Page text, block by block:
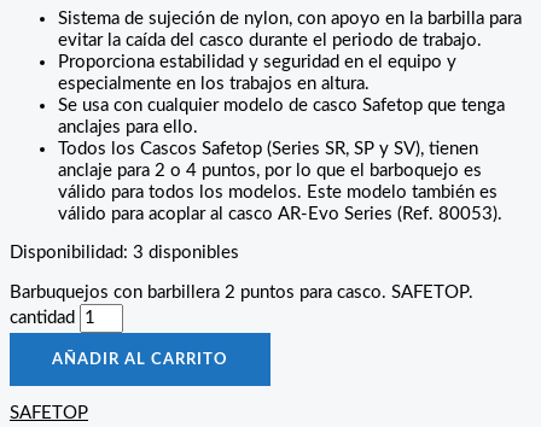
Sistema de sujeción de nylon, con apoyo en la barbilla para
evitar la caída del casco durante el periodo de trabajo.
Proporciona estabilidad y seguridad en el equipo y
especialmente en los trabajos en altura.
Se usa con cualquier modelo de casco Safetop que tenga
anclajes para ello.
Todos los Cascos Safetop (Series SR, SP y SV), tienen
anclaje para 2 o 4 puntos, por lo que el barboquejo es
válido para todos los modelos. Este modelo también es
válido para acoplar al casco AR-Evo Series (Ref. 80053).
Disponibilidad: 3 disponibles
Barbuquejos con barbillera 2 puntos para casco. SAFETOP.
cantidad
AÑADIR AL CARRITO
SAFETOP